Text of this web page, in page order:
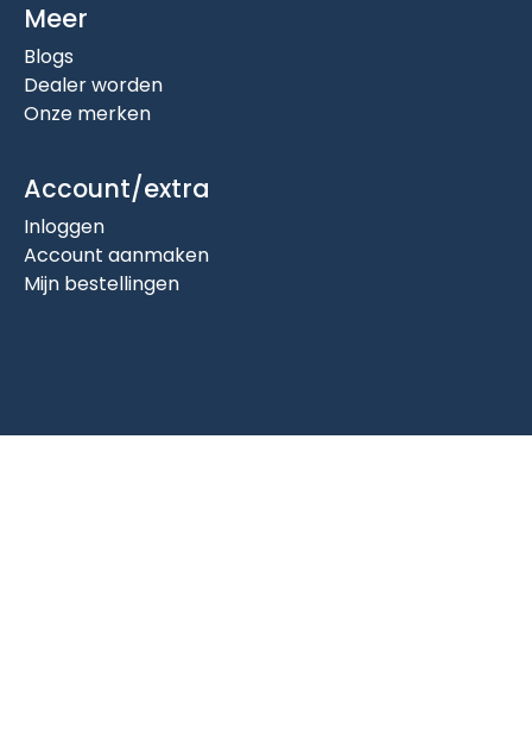
Meer
Blogs
Dealer worden
Onze merken
Account/extra
Inloggen
Account aanmaken
Mijn bestellingen